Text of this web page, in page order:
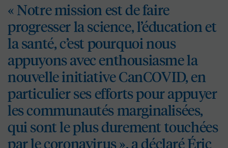
« Notre mission est de faire
progresser la science, l’éducation et
la santé, c’est pourquoi nous
appuyons avec enthousiasme la
nouvelle initiative CanCOVID, en
particulier ses efforts pour appuyer
les communautés marginalisées,
qui sont le plus durement touchées
par le coronavirus », a déclaré Éric